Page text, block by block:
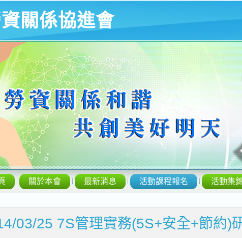
關係協進會
關於本會 最新消息 活動課程報名 活動集
03/25 7S管理實務(5S+安全+節約)